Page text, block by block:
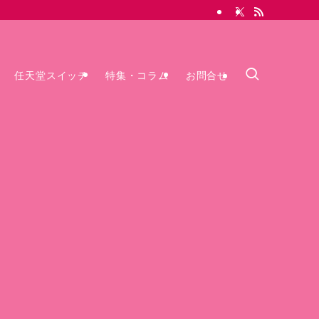
任天堂スイッチ 特集・コラム お問合せ